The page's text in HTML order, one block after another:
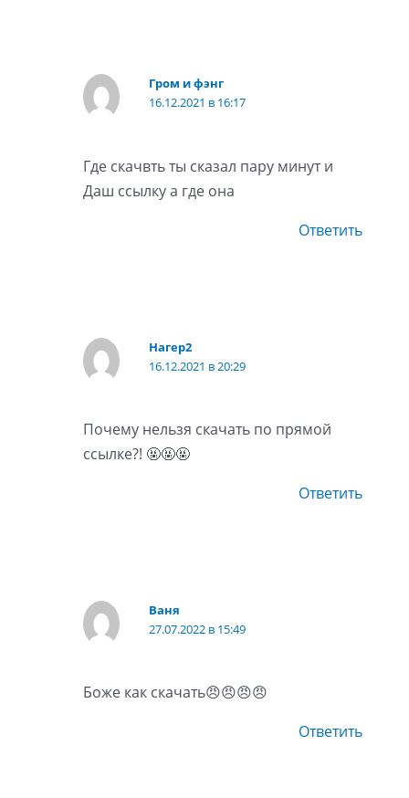
Гром и фэнг
16.12.2021 в 16:17
Где скачвть ты сказал пару минут и
Даш ссылку а где она
Ответить
Нагер2
16.12.2021 в 20:29
Почему нельзя скачать по прямой
ссылке?! 🤬🤬🤬
Ответить
Ваня
27.07.2022 в 15:49
Боже как скачать😠😠😠😠
Ответить